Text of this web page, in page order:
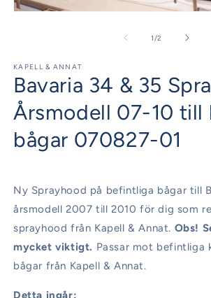
1/av
2
KAPELL & ANNAT
Bavaria 34 & 35
Årsmodell 07-10
bågar 070827-01
Ny Sprayhood på befintliga bågar till
årsmodell 2007 till 2010 för dig som
sprayhood från Kapell & Annat. Obs!
mycket viktigt. Passar mot befintliga
bågar från Kapell & Annat.